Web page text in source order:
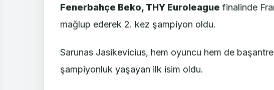
Fenerbahçe Beko, THY Euroleague finalinde
mağlup ederek 2. kez şampiyon oldu.
Sarunas Jasikevicius, hem oyuncu hem de
şampiyonluk yaşayan ilk isim oldu.